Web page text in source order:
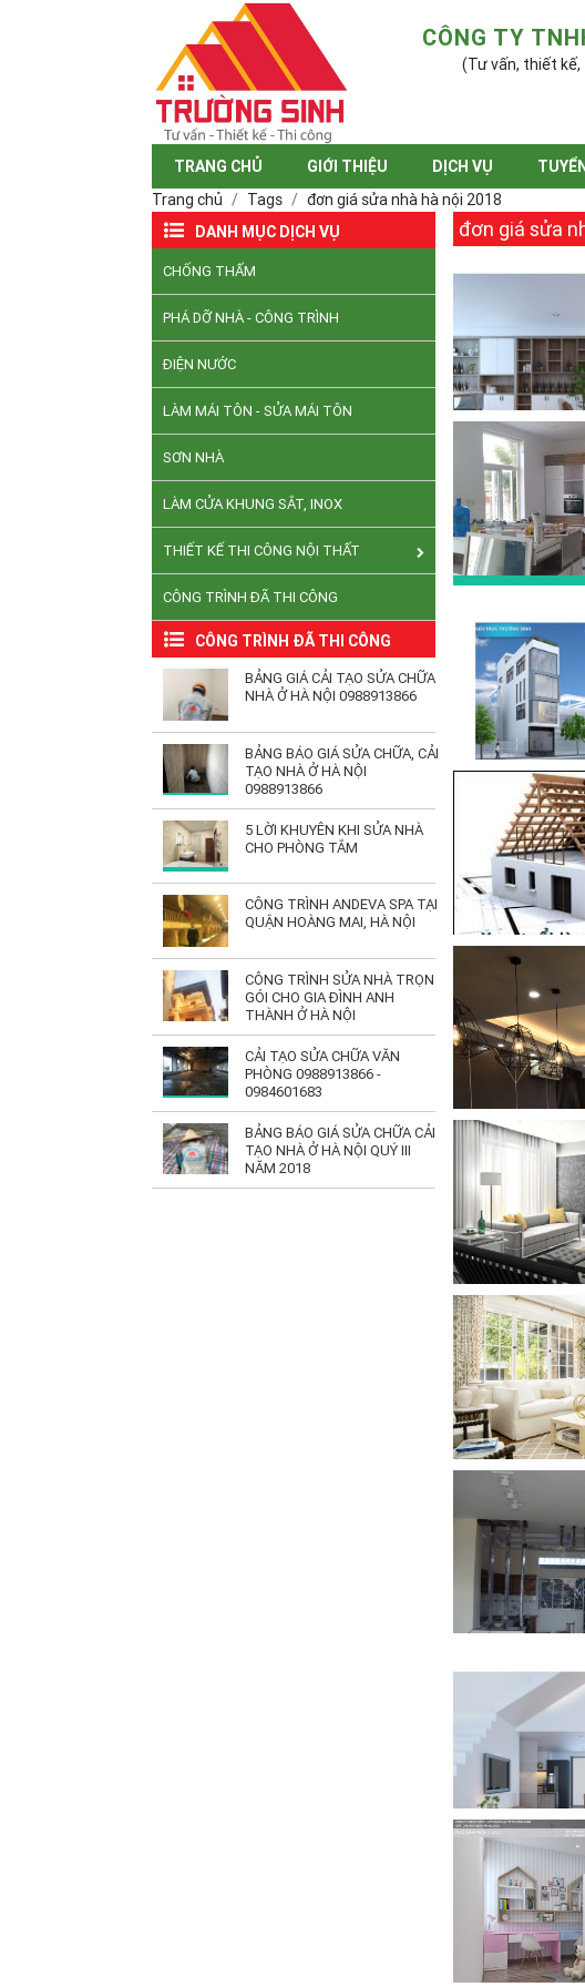
CÔNG TY
(Tư vấn, thiết kế,
TRANG CHỦ GIỚI THIỆU DỊCH VỤ
Trang chủ Tags
đơn giá sửa nhà hà nội 2018
DANH MỤC DỊCH VỤ
CHỐNG THẤM
PHÁ DỠ NHÀ - CÔNG TRÌNH
ĐIỆN NƯỚC
LÀM MÁI TÔN - SỬA MÁI TÔN
SƠN NHÀ
LÀM CỬA KHUNG SẮT, INOX
THIẾT KẾ THI CÔNG NỘI THẤT
CÔNG TRÌNH ĐÃ THI CÔNG
CÔNG TRÌNH ĐÃ THI CÔNG
BẢNG GIÁ CẢI TẠO SỬA CHỮA
NHÀ Ở HÀ NỘI 0988913866
BẢNG BÁO GIÁ SỬA CHỮA, CẢI
TẠO NHÀ Ở HÀ NỘI
0988913866
5 LỜI KHUYÊN KHI SỬA NHÀ
CHO PHÒNG TẮM
CÔNG TRÌNH ANDEVA SPA TẠI
QUẬN HOÀNG MAI, HÀ NỘI
CÔNG TRÌNH SỬA NHÀ TRỌN
GÓI CHO GIA ĐÌNH ANH
THÀNH Ở HÀ NỘI
CẢI TẠO SỬA CHỮA VĂN
PHÒNG 0988913866 -
0984601683
BẢNG BÁO GIÁ SỬA CHỮA CẢI
TẠO NHÀ Ở HÀ NỘI QUÝ III
NĂM 2018
đơn giá sửa